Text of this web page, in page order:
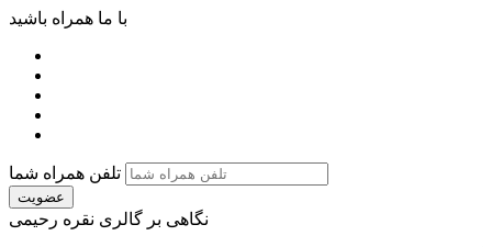
با ما همراه باشید
تلفن همراه شما
عضویت
نگاهی بر گالری نقره رحیمی